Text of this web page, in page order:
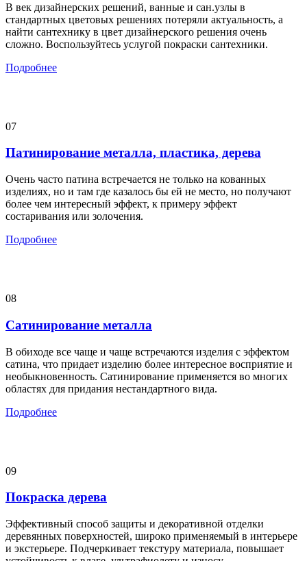
В век дизайнерских решений, ванные и сан.узлы в
стандартных цветовых решениях потеряли актуальность, а
найти сантехнику в цвет дизайнерского решения очень
сложно. Воспользуйтесь услугой покраски сантехники.
Подробнее
07
Патинирование металла, пластика, дерева
Очень часто патина встречается не только на кованных
изделиях, но и там где казалось бы ей не место, но получают
более чем интересный эффект, к примеру эффект
состаривания или золочения.
Подробнее
08
Сатинирование металла
В обиходе все чаще и чаще встречаются изделия с эффектом
сатина, что придает изделию более интересное восприятие и
необыкновенность. Сатинирование применяется во многих
областях для придания нестандартного вида.
Подробнее
09
Покраска дерева
Эффективный способ защиты и декоративной отделки
деревянных поверхностей, широко применяемый в интерьере
и экстерьере. Подчеркивает текстуру материала, повышает